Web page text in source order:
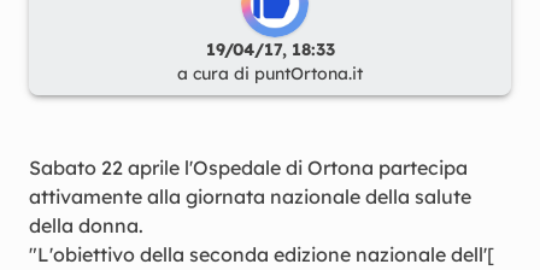
19/04/17, 18:33
a cura di puntOrtona.it
Sabato 22 aprile l'Ospedale di Ortona partecipa
attivamente alla giornata nazionale della salute
della donna.
"L'obiettivo della seconda edizione nazionale dell'[